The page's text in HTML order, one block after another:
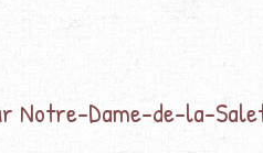
Notre-Dame-de-la-